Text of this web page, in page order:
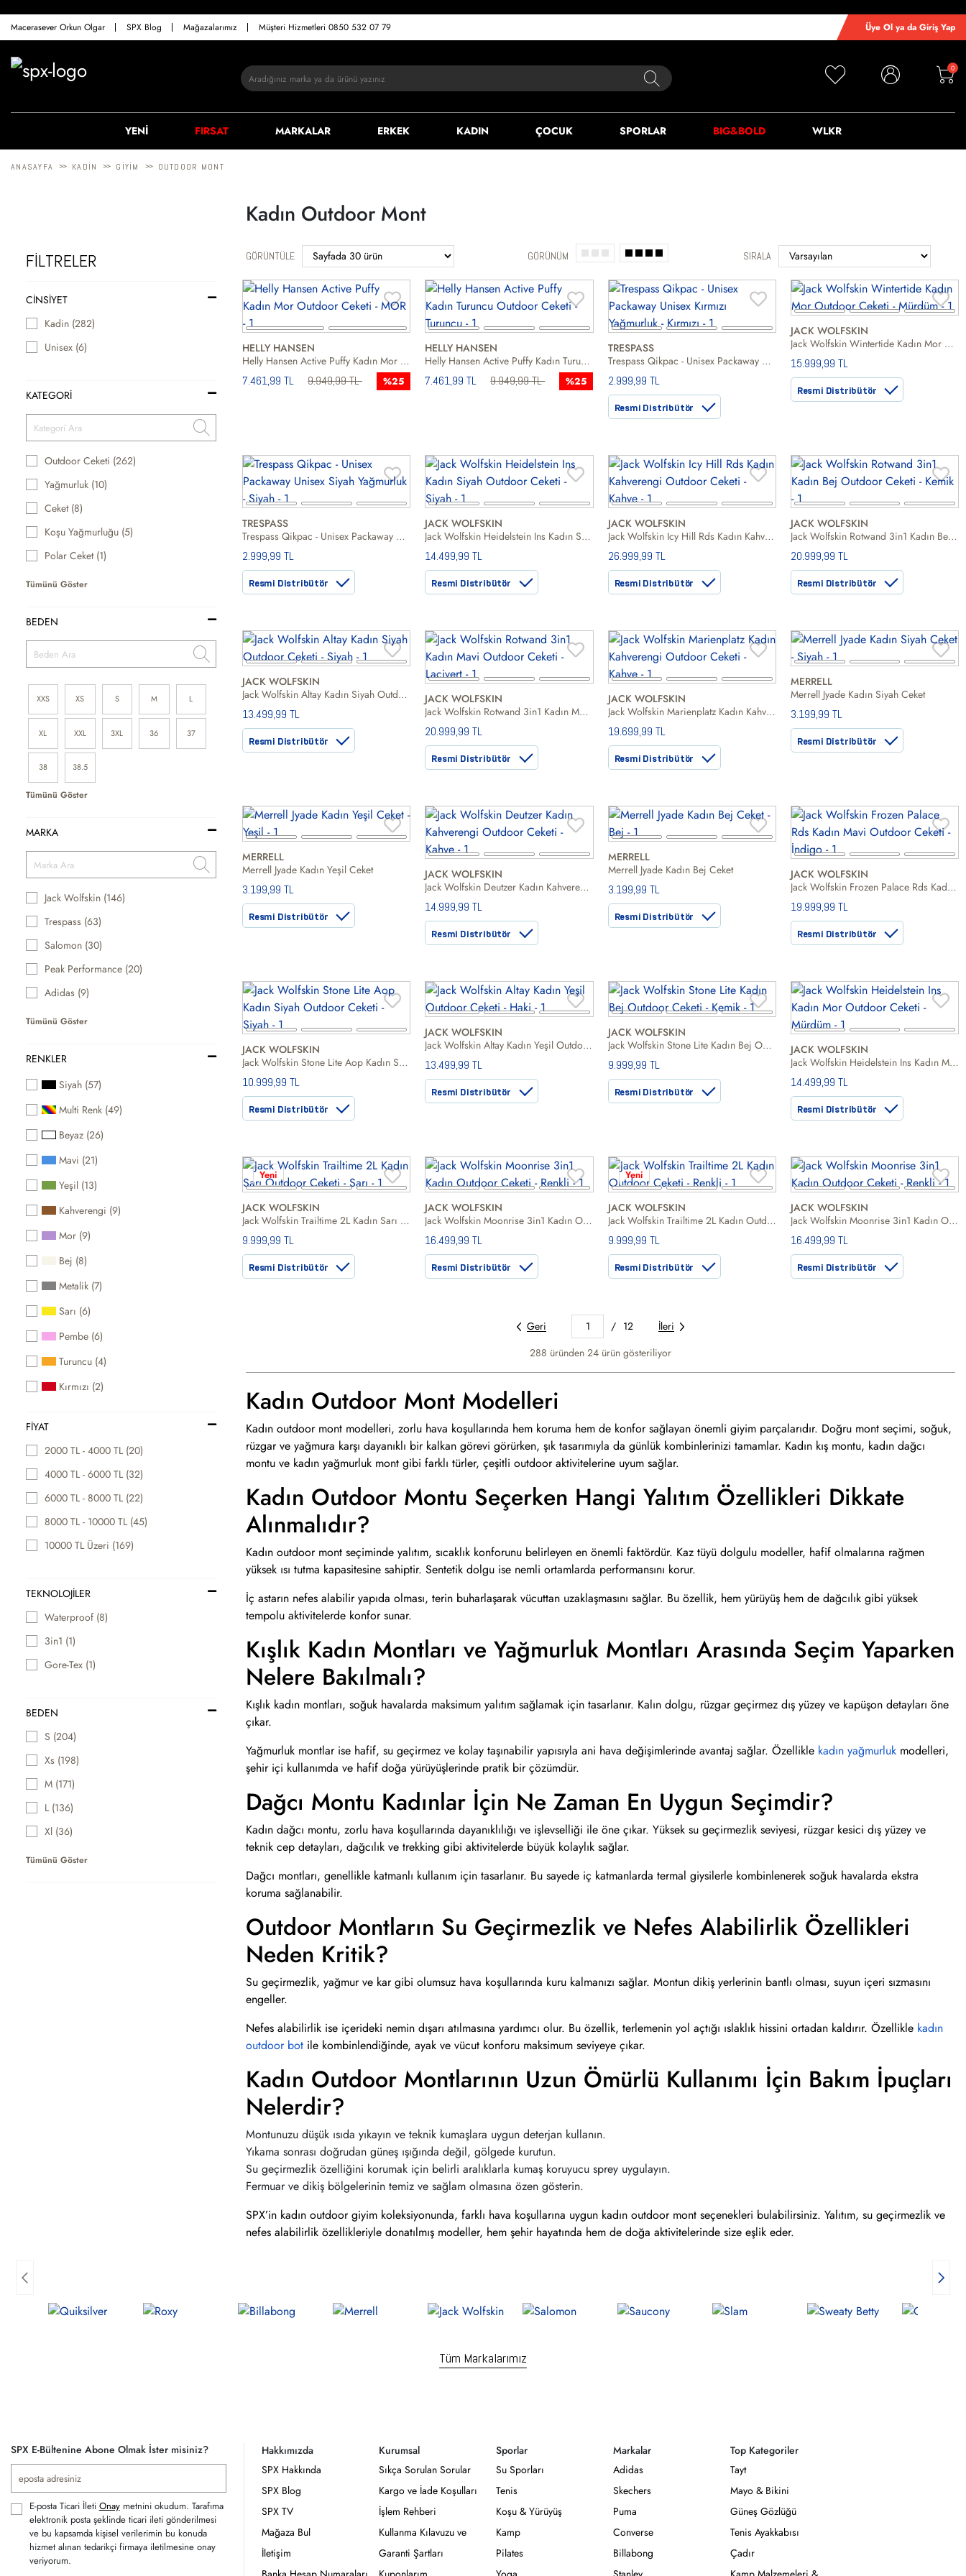
Macerasever Orkun Olgar SPX Blog Mağazalarımız Müşteri Hizmetleri 0850 532 07 79 Üye Ol ya da Giriş Yap
0
YENİ FIRSAT MARKALAR ERKEK KADIN ÇOCUK SPORLAR BIG&BOLD WLKR
ANASAYFA >> KADIN >> GIYIM >> OUTDOOR MONT
FİLTRELER
CINSIYET
Kadin (282)
Unisex (6)
KATEGORİ
Outdoor Ceketi (262)
Yağmurluk (10)
Ceket (8)
Koşu Yağmurluğu (5)
Polar Ceket (1)
Tümünü Göster
BEDEN
XXS XS S M L
XL XXL 3XL 36 37
38 38.5
Tümünü Göster
MARKA
Jack Wolfskin (146)
Trespass (63)
Salomon (30)
Peak Performance (20)
Adidas (9)
Tümünü Göster
RENKLER
Siyah (57)
Multi Renk (49)
Beyaz (26)
Mavi (21)
Yeşil (13)
Kahverengi (9)
Mor (9)
Bej (8)
Metalik (7)
Sarı (6)
Pembe (6)
Turuncu (4)
Kırmızı (2)
FIYAT
2000 TL - 4000 TL (20)
4000 TL - 6000 TL (32)
6000 TL - 8000 TL (22)
8000 TL - 10000 TL (45)
10000 TL Üzeri (169)
TEKNOLOJİLER
Waterproof (8)
3in1 (1)
Gore-Tex (1)
BEDEN
S (204)
Xs (198)
M (171)
L (136)
Xl (36)
Tümünü Göster
Kadın Outdoor Mont
GÖRÜNTÜLE GÖRÜNÜM SIRALA
HELLY HANSEN
Helly Hansen Active Puffy Kadın Mor Outdoor Ceketi
7.461,99 TL 9.949,99 TL %25
HELLY HANSEN
Helly Hansen Active Puffy Kadın Turuncu Outdoor Ceketi
7.461,99 TL 9.949,99 TL %25
TRESPASS
Trespass Qikpac - Unisex Packaway Unisex Kırmızı Yağmurluk
2.999,99 TL
Resmi Distribütör
JACK WOLFSKIN
Jack Wolfskin Wintertide Kadın Mor Outdoor Ceketi
15.999,99 TL
Resmi Distribütör
TRESPASS
Trespass Qikpac - Unisex Packaway Unisex Siyah Yağmurluk
2.999,99 TL
Resmi Distribütör
JACK WOLFSKIN
Jack Wolfskin Heidelstein Ins Kadın Siyah Outdoor Ceketi
14.499,99 TL
Resmi Distribütör
JACK WOLFSKIN
Jack Wolfskin Icy Hill Rds Kadın Kahverengi Outdoor Ceketi
26.999,99 TL
Resmi Distribütör
JACK WOLFSKIN
Jack Wolfskin Rotwand 3in1 Kadın Bej Outdoor Ceketi
20.999,99 TL
Resmi Distribütör
JACK WOLFSKIN
Jack Wolfskin Altay Kadın Siyah Outdoor Ceketi
13.499,99 TL
Resmi Distribütör
JACK WOLFSKIN
Jack Wolfskin Rotwand 3in1 Kadın Mavi Outdoor Ceketi
20.999,99 TL
Resmi Distribütör
JACK WOLFSKIN
Jack Wolfskin Marienplatz Kadın Kahverengi Outdoor Ceketi
19.699,99 TL
Resmi Distribütör
MERRELL
Merrell Jyade Kadın Siyah Ceket
3.199,99 TL
Resmi Distribütör
MERRELL
Merrell Jyade Kadın Yeşil Ceket
3.199,99 TL
Resmi Distribütör
JACK WOLFSKIN
Jack Wolfskin Deutzer Kadın Kahverengi Outdoor Ceketi
14.999,99 TL
Resmi Distribütör
MERRELL
Merrell Jyade Kadın Bej Ceket
3.199,99 TL
Resmi Distribütör
JACK WOLFSKIN
Jack Wolfskin Frozen Palace Rds Kadın Mavi Outdoor Ceketi
19.999,99 TL
Resmi Distribütör
JACK WOLFSKIN
Jack Wolfskin Stone Lite Aop Kadın Siyah Outdoor Ceketi
10.999,99 TL
Resmi Distribütör
JACK WOLFSKIN
Jack Wolfskin Altay Kadın Yeşil Outdoor Ceketi
13.499,99 TL
Resmi Distribütör
JACK WOLFSKIN
Jack Wolfskin Stone Lite Kadın Bej Outdoor Ceketi
9.999,99 TL
Resmi Distribütör
JACK WOLFSKIN
Jack Wolfskin Heidelstein Ins Kadın Mor Outdoor Ceketi
14.499,99 TL
Resmi Distribütör
Yeni
JACK WOLFSKIN
Jack Wolfskin Trailtime 2L Kadın Sarı Outdoor Ceketi
9.999,99 TL
Resmi Distribütör
JACK WOLFSKIN
Jack Wolfskin Moonrise 3in1 Kadın Outdoor Ceketi
16.499,99 TL
Resmi Distribütör
Yeni
JACK WOLFSKIN
Jack Wolfskin Trailtime 2L Kadın Outdoor Ceketi
9.999,99 TL
Resmi Distribütör
JACK WOLFSKIN
Jack Wolfskin Moonrise 3in1 Kadın Outdoor Ceketi
16.499,99 TL
Resmi Distribütör
Geri 1 / 12
İleri
288 üründen 24 ürün gösteriliyor
Kadın Outdoor Mont Modelleri
Kadın outdoor mont modelleri, zorlu hava koşullarında hem koruma hem de konfor sağlayan önemli giyim parçalarıdır. Doğru mont seçimi, soğuk,
rüzgar ve yağmura karşı dayanıklı bir kalkan görevi görürken, şık tasarımıyla da günlük kombinlerinizi tamamlar. Kadın kış montu, kadın dağcı
montu ve kadın yağmurluk mont gibi farklı türler, çeşitli outdoor aktivitelerine uyum sağlar.
Kadın Outdoor Montu Seçerken Hangi Yalıtım Özellikleri Dikkate
Alınmalıdır?
Kadın outdoor mont seçiminde yalıtım, sıcaklık konforunu belirleyen en önemli faktördür. Kaz tüyü dolgulu modeller, hafif olmalarına rağmen
yüksek ısı tutma kapasitesine sahiptir. Sentetik dolgu ise nemli ortamlarda performansını korur.
İç astarın nefes alabilir yapıda olması, terin buharlaşarak vücuttan uzaklaşmasını sağlar. Bu özellik, hem yürüyüş hem de dağcılık gibi yüksek
tempolu aktivitelerde konfor sunar.
Kışlık Kadın Montları ve Yağmurluk Montları Arasında Seçim Yaparken
Nelere Bakılmalı?
Kışlık kadın montları, soğuk havalarda maksimum yalıtım sağlamak için tasarlanır. Kalın dolgu, rüzgar geçirmez dış yüzey ve kapüşon detayları öne
çıkar.
Yağmurluk montlar ise hafif, su geçirmez ve kolay taşınabilir yapısıyla ani hava değişimlerinde avantaj sağlar. Özellikle kadın yağmurluk modelleri,
şehir içi kullanımda ve hafif doğa yürüyüşlerinde pratik bir çözümdür.
Dağcı Montu Kadınlar İçin Ne Zaman En Uygun Seçimdir?
Kadın dağcı montu, zorlu hava koşullarında dayanıklılığı ve işlevselliği ile öne çıkar. Yüksek su geçirmezlik seviyesi, rüzgar kesici dış yüzey ve
teknik cep detayları, dağcılık ve trekking gibi aktivitelerde büyük kolaylık sağlar.
Dağcı montları, genellikle katmanlı kullanım için tasarlanır. Bu sayede iç katmanlarda termal giysilerle kombinlenerek soğuk havalarda ekstra
koruma sağlanabilir.
Outdoor Montların Su Geçirmezlik ve Nefes Alabilirlik Özellikleri
Neden Kritik?
Su geçirmezlik, yağmur ve kar gibi olumsuz hava koşullarında kuru kalmanızı sağlar. Montun dikiş yerlerinin bantlı olması, suyun içeri sızmasını
engeller.
Nefes alabilirlik ise içerideki nemin dışarı atılmasına yardımcı olur. Bu özellik, terlemenin yol açtığı ıslaklık hissini ortadan kaldırır. Özellikle kadın
outdoor bot ile kombinlendiğinde, ayak ve vücut konforu maksimum seviyeye çıkar.
Kadın Outdoor Montlarının Uzun Ömürlü Kullanımı İçin Bakım İpuçları
Nelerdir?
Montunuzu düşük ısıda yıkayın ve teknik kumaşlara uygun deterjan kullanın.
Yıkama sonrası doğrudan güneş ışığında değil, gölgede kurutun.
Su geçirmezlik özelliğini korumak için belirli aralıklarla kumaş koruyucu sprey uygulayın.
Fermuar ve dikiş bölgelerinin temiz ve sağlam olmasına özen gösterin.
SPX’in kadın outdoor giyim koleksiyonunda, farklı hava koşullarına uygun kadın outdoor mont seçenekleri bulabilirsiniz. Yalıtım, su geçirmezlik ve
nefes alabilirlik özellikleriyle donatılmış modeller, hem şehir hayatında hem de doğa aktivitelerinde size eşlik eder.
Tüm Markalarımız
SPX E-Bültenine Abone Olmak İster misiniz?
E-posta Ticari İleti Onaymetnini okudum. Tarafıma
elektronik posta şeklinde ticari ileti gönderilmesi
ve bu kapsamda kişisel verilerimin bu konuda
hizmet alınan tedarikçi firmaya iletilmesine onay
veriyorum.
Hakkımızda
SPX Hakkında
SPX Blog
SPX TV
Mağaza Bul
İletişim
Kurumsal
Sıkça Sorulan Sorular
Kargo ve İade Koşulları
İşlem Rehberi
Kullanma Kılavuzu ve
Garanti Şartları
Sporlar
Su Sporları
Tenis
Koşu & Yürüyüş
Kamp
Pilates
Markalar
Adidas
Skechers
Puma
Converse
Billabong
Top Kategoriler
Tayt
Mayo & Bikini
Güneş Gözlüğü
Tenis Ayakkabısı
Çadır